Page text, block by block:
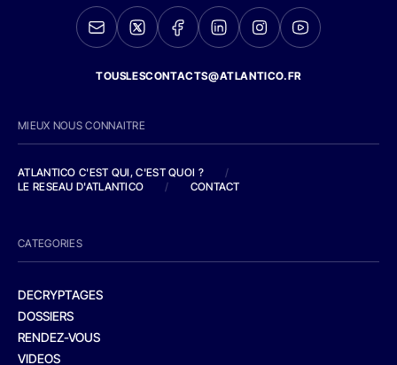
TOUSLESCONTACTS@ATLANTICO.FR
MIEUX NOUS CONNAITRE
ATLANTICO C'EST QUI, C'EST QUOI ?
/
LE RESEAU D'ATLANTICO
/ CONTACT
CATEGORIES
DECRYPTAGES
DOSSIERS
RENDEZ-VOUS
VIDEOS